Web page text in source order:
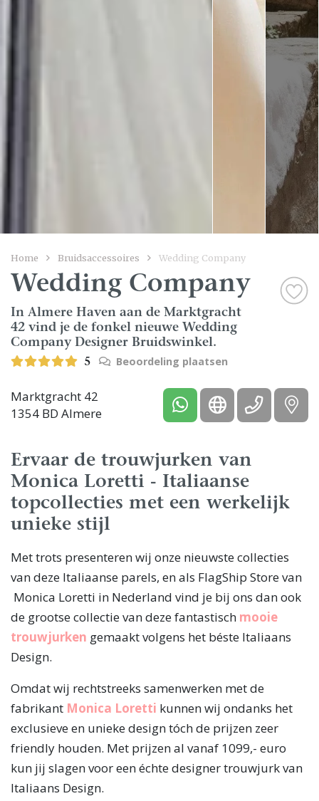
Home Bruidsaccessoires Wedding Company
Wedding Company
In Almere Haven aan de Marktgracht
42 vind je de fonkel nieuwe Wedding
Company Designer Bruidswinkel.
5 Beoordeling plaatsen
Marktgracht 42
1354 BD Almere
Ervaar de trouwjurken van
Monica Loretti - Italiaanse
topcollecties met een werkelijk
unieke stijl
Met trots presenteren wij onze nieuwste collecties
van deze Italiaanse parels, en als FlagShip Store van
Monica Loretti in Nederland vind je bij ons dan ook
de grootse collectie van deze fantastisch mooie
trouwjurken gemaakt volgens het béste Italiaans
Design.
Omdat wij rechtstreeks samenwerken met de
fabrikant Monica Loretti kunnen wij ondanks het
exclusieve en unieke design tóch de prijzen zeer
friendly houden. Met prijzen al vanaf 1099,- euro
kun jij slagen voor een échte designer trouwjurk van
Italiaans Design.